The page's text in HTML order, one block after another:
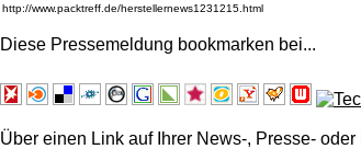
Diese Pressemeldung bookmarken bei...
Über einen Link auf Ihrer News-, Presse-